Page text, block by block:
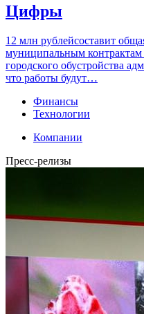
Цифры
12 млн рублейсоставит
муниципальным контрактам
городского обустройства
что работы будут…
Финансы
Технологии
Компании
Пресс-релизы